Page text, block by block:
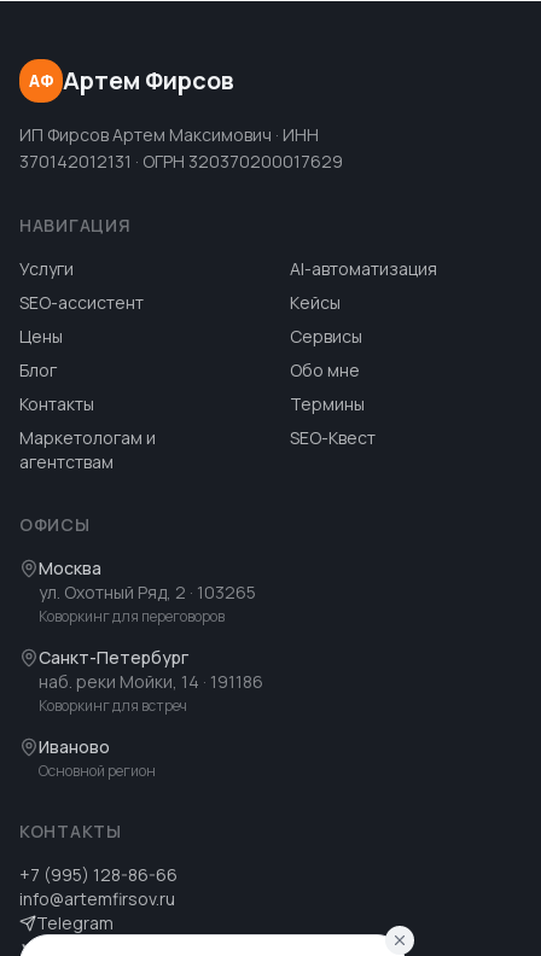
АФ Артем Фирсов
ИП Фирсов Артем Максимович · ИНН
370142012131 · ОГРН 320370200017629
НАВИГАЦИЯ
Услуги
AI-автоматизация
SEO-ассистент
Кейсы
Цены
Сервисы
Блог
Обо мне
Контакты
Термины
Маркетологам и
агентствам
SEO-Квест
ОФИСЫ
Москва
ул. Охотный Ряд, 2 · 103265
Коворкинг для переговоров
Санкт-Петербург
наб. реки Мойки, 14 · 191186
Коворкинг для встреч
Иваново
Основной регион
КОНТАКТЫ
+7 (995) 128-86-66
info@artemfirsov.ru
Telegram